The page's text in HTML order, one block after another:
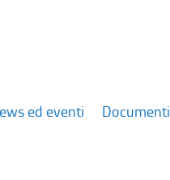
ed eventi Documenti